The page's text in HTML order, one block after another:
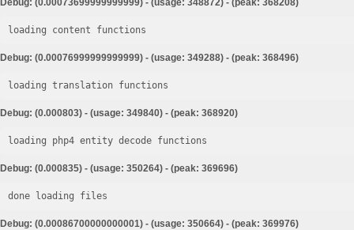
Debug: (0.00073699999999999) - (usage: 348872) - (peak: 368208)
loading content functions
Debug: (0.00076999999999999) - (usage: 349288) - (peak: 368496)
loading translation functions
Debug: (0.000803) - (usage: 349840) - (peak: 368920)
loading php4 entity decode functions
Debug: (0.000835) - (usage: 350264) - (peak: 369696)
done loading files
Debug: (0.00086700000000001) - (usage: 350664) - (peak: 369976)